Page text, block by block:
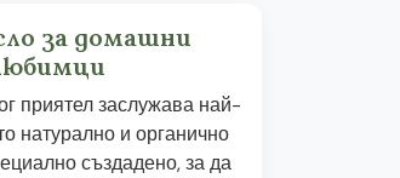
за домашни
приятел заслужава най-
натурално и органично
създадено, за да